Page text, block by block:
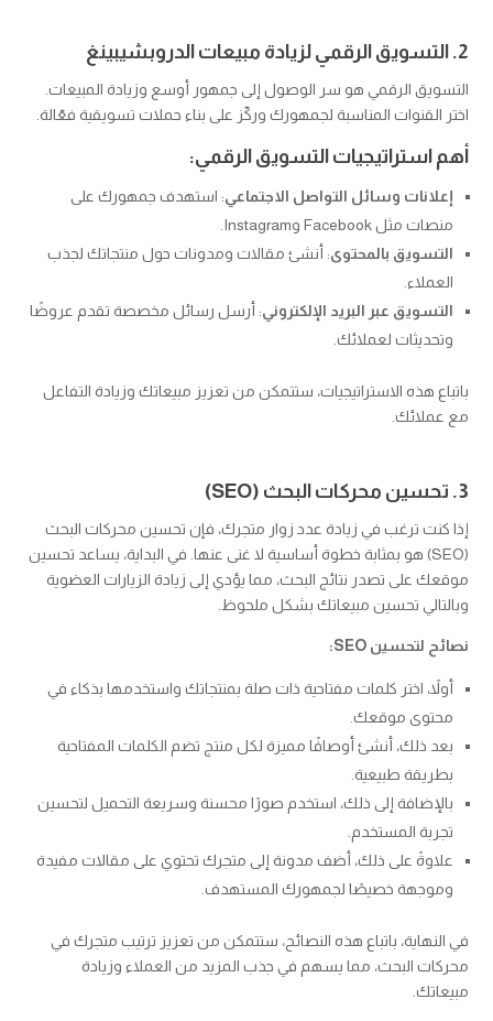
2. التسويق الرقمي لزيادة مبيعات الدروبشيبينغ
التسويق الرقمي هو سر الوصول إلى جمهور أوسع وزيادة المبيعات.
اختر القنوات المناسبة لجمهورك وركّز على بناء حملات تسويقية فعّالة.
أهم استراتيجيات التسويق الرقمي:
إعلانات وسائل التواصل الاجتماعي: استهدف جمهورك على
منصات مثل Facebook وInstagram.
التسويق بالمحتوى: أنشئ مقالات ومدونات حول منتجاتك لجذب
العملاء.
التسويق عبر البريد الإلكتروني: أرسل رسائل مخصصة تقدم عروضًا
وتحديثات لعملائك.
باتباع هذه الاستراتيجيات، ستتمكن من تعزيز مبيعاتك وزيادة التفاعل
مع عملائك.
3. تحسين محركات البحث (SEO)
إذا كنت ترغب في زيادة عدد زوار متجرك، فإن تحسين محركات البحث
(SEO) هو بمثابة خطوة أساسية لا غنى عنها. في البداية، يساعد تحسين
موقعك على تصدر نتائج البحث، مما يؤدي إلى زيادة الزيارات العضوية
وبالتالي تحسين مبيعاتك بشكل ملحوظ.
نصائح لتحسين SEO:
أولاً، اختر كلمات مفتاحية ذات صلة بمنتجاتك واستخدمها بذكاء في
محتوى موقعك.
بعد ذلك، أنشئ أوصافًا مميزة لكل منتج تضم الكلمات المفتاحية
بطريقة طبيعية.
بالإضافة إلى ذلك، استخدم صورًا محسنة وسريعة التحميل لتحسين
تجربة المستخدم.
علاوةً على ذلك، أضف مدونة إلى متجرك تحتوي على مقالات مفيدة
وموجهة خصيصًا لجمهورك المستهدف.
في النهاية، باتباع هذه النصائح، ستتمكن من تعزيز ترتيب متجرك في
محركات البحث، مما يسهم في جذب المزيد من العملاء وزيادة
مبيعاتك.